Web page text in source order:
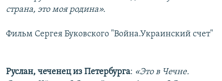
страна, это моя родина».
Фильм Сергея Буковского "Война.Украинский счет"
Руслан, чеченец из Петербурга: «Это в Чечне.